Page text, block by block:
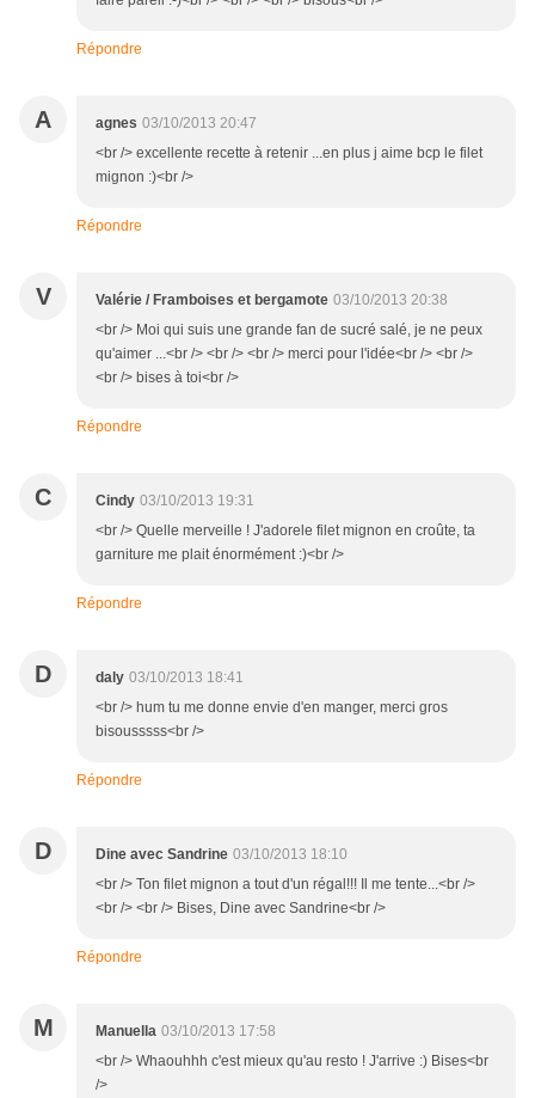
Répondre
A agnes 03/10/2013 20:47
<br /> excellente recette à retenir ...en plus j aime bcp le filet
mignon :)<br />
Répondre
V Valérie / Framboises et bergamote 03/10/2013 20:38
<br /> Moi qui suis une grande fan de sucré salé, je ne peux
qu'aimer ...<br /> <br /> <br /> merci pour l'idée<br /> <br />
<br /> bises à toi<br />
Répondre
C Cindy 03/10/2013 19:31
<br /> Quelle merveille ! J'adorele filet mignon en croûte, ta
garniture me plait énormément :)<br />
Répondre
D daly 03/10/2013 18:41
<br /> hum tu me donne envie d'en manger, merci gros
bisousssss<br />
Répondre
D Dine avec Sandrine 03/10/2013 18:10
<br /> Ton filet mignon a tout d'un régal!!! Il me tente...<br />
<br /> <br /> Bises, Dine avec Sandrine<br />
Répondre
M Manuella 03/10/2013 17:58
<br /> Whaouhhh c'est mieux qu'au resto ! J'arrive :) Bises<br
/>